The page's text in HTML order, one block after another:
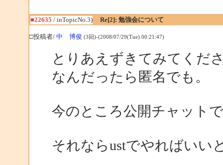
■22635 / inTopicNo.3) Re[2]: 勉強会について
□投稿者/ 中 博俊 (3回)-(2008/07/29(Tue) 00:21:47)
とりあえずきてみてくだ
なんだったら匿名でも。
今のところ公開チャット
それならustでやればいい